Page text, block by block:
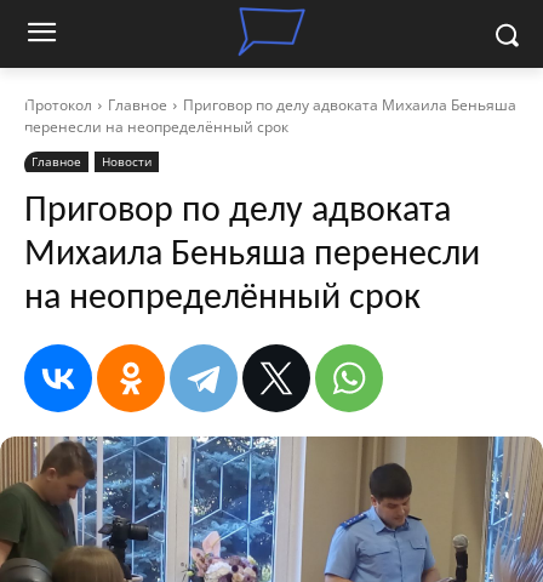
Протокол Главное
Приговор по делу адвоката Михаила Беньяша
перенесли на неопределённый срок
Главное Новости
Приговор по делу адвоката
Михаила Беньяша перенесли
на неопределённый срок